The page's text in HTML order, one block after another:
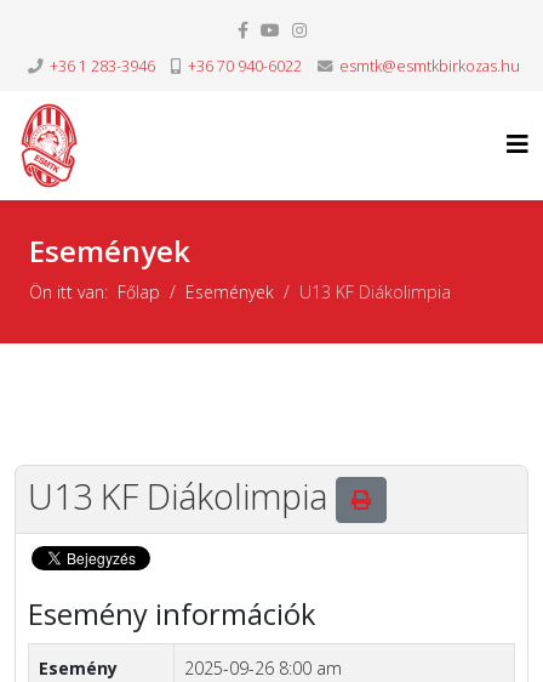
+36 1 283-3946 +36 70 940-6022 esmtk@esmtkbirkozas.hu
Események
Ön itt van: Főlap Események U13 KF Diákolimpia
U13 KF Diákolimpia
Esemény információk
Esemény
2025-09-26 8:00 am